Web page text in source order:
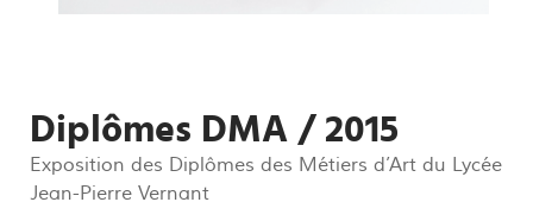
Diplômes DMA / 2015
Exposition des Diplômes des Métiers d’Art du Lycée
Jean-Pierre Vernant